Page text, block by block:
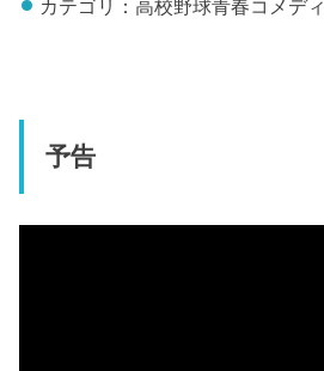
カテゴリ：高校野球青春コメディ
予告